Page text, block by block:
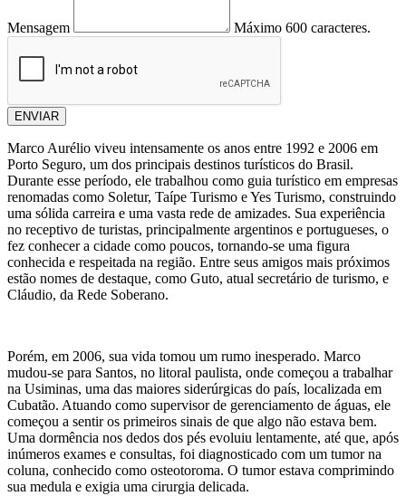
Mensagem Máximo 600 caracteres.
ENVIAR
Marco Aurélio viveu intensamente os anos entre 1992 e 2006 em
Porto Seguro, um dos principais destinos turísticos do Brasil.
Durante esse período, ele trabalhou como guia turístico em empresas
renomadas como Soletur, Taípe Turismo e Yes Turismo, construindo
uma sólida carreira e uma vasta rede de amizades. Sua experiência
no receptivo de turistas, principalmente argentinos e portugueses, o
fez conhecer a cidade como poucos, tornando-se uma figura
conhecida e respeitada na região. Entre seus amigos mais próximos
estão nomes de destaque, como Guto, atual secretário de turismo, e
Cláudio, da Rede Soberano.
Porém, em 2006, sua vida tomou um rumo inesperado. Marco
mudou-se para Santos, no litoral paulista, onde começou a trabalhar
na Usiminas, uma das maiores siderúrgicas do país, localizada em
Cubatão. Atuando como supervisor de gerenciamento de águas, ele
começou a sentir os primeiros sinais de que algo não estava bem.
Uma dormência nos dedos dos pés evoluiu lentamente, até que, após
inúmeros exames e consultas, foi diagnosticado com um tumor na
coluna, conhecido como osteotoroma. O tumor estava comprimindo
sua medula e exigia uma cirurgia delicada.